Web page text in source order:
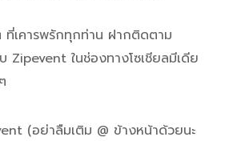
เคารพรักทุกท่าน ฝากติดตาม
Zipevent ในช่องทางโซเชียลมีเดีย
(อย่าลืมเติม @ ข้างหน้าด้วยนะ